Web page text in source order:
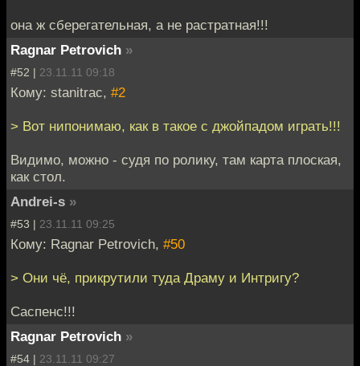
она ж сберегательная, а не растратная!!!
Ragnar Petrovich »
#52 | 23.11.11 09:18
Кому: stanitrac, #2
> Вот нипонимаю, как в такое с джойпадом играть!!!
Видимо, можно - судя по ролику, там карта плоская,
как стол.
Andrei-s »
#53 | 23.11.11 09:25
Кому: Ragnar Petrovich, #50
> Они чё, прикрутили туда Драму и Интригу?
Саспенс!!!
Ragnar Petrovich »
#54 | 23.11.11 09:27